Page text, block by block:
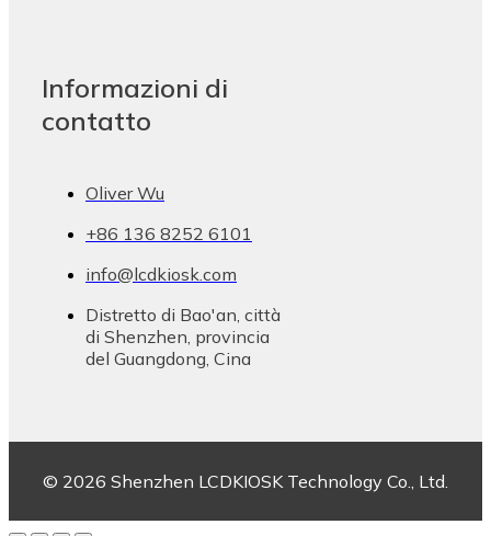
Informazioni di
contatto
Oliver Wu
+86 136 8252 6101
info@lcdkiosk.com
Distretto di Bao'an, città
di Shenzhen, provincia
del Guangdong, Cina
© 2026 Shenzhen LCDKIOSK Technology Co., Ltd.